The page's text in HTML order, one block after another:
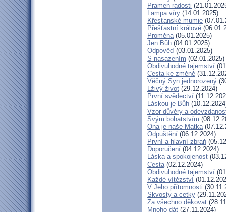
Pramen radosti
Lampa víry (14.01.2025)
Křesťanské mumie
Přešťastní králové
Proměna(05.01.2025)
Jen Bůh (04.01.2025)
Odpověď (03.01.2025)
S nasazením (02.01.2025)
Obdivuhodné tajemství
Cesta ke změně
Věčný Syn jednorozený
Lživý život (29.12.2024)
První svědectví
Láskou je Bůh
Vzor důvěry a
Svým bohatstvím
Ona je naše Matka
Odpuštění (06.12.2024)
První a hlavní zbraň
Doporučení (04.12.2024)
Láska a spokojenost
Cesta(02.12.2024)
Obdivuhodné tajemství
Každé vítězství
V Jeho přítomnosti
Skvosty a cetky
Za všechno děkovat
Mnoho dát (27.11.2024)